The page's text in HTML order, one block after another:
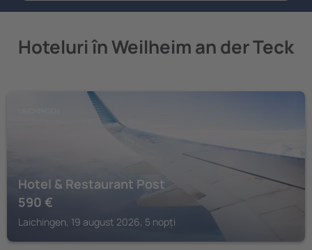
Hoteluri în Weilheim an der Teck
Hotel & Restaurant Post
590 €
Laichingen, 19 august 2026, 5 nopți